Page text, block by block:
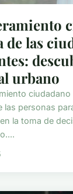
de las
urbano
ciudadano
las personas
la toma de